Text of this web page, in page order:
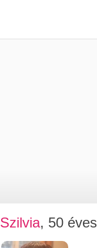
Szilvia, 50 éves